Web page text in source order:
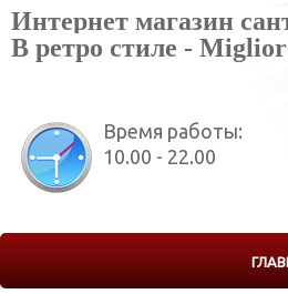
Интернет магазин
В ретро стиле -
Время работы:
10.00 - 22.00